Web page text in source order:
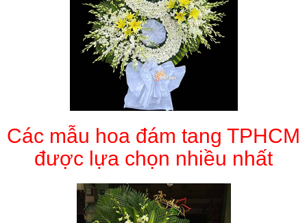
Các mẫu hoa đám tang TPHCM
được lựa chọn nhiều nhất